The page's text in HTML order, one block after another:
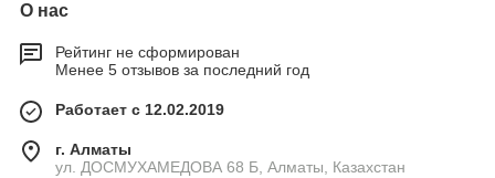
О нас
Рейтинг не сформирован
Менее 5 отзывов за последний год
Работает с 12.02.2019
г. Алматы
ул. ДОСМУХАМЕДОВА 68 Б, Алматы, Казахстан